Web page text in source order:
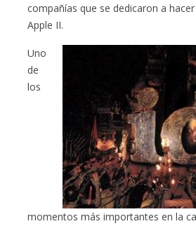
compañías que se dedicaron a
Apple II.
Uno
de
los
momentos más importantes en la